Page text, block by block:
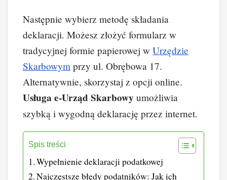
Następnie wybierz metodę składania
deklaracji. Możesz złożyć formularz w
tradycyjnej formie papierowej w Urzędzie
Skarbowym przy ul. Obrębowa 17.
Alternatywnie, skorzystaj z opcji online.
Usługa e-Urząd Skarbowy umożliwia
szybką i wygodną deklarację przez internet.
Spis treści
Wypełnienie deklaracji podatkowej
Najczęstsze błędy podatników: Jak ich